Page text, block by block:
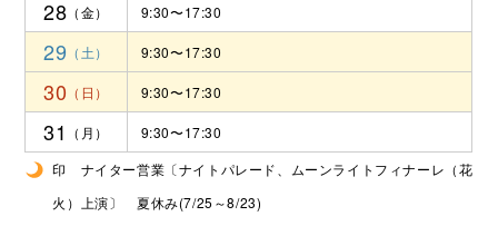
28 9:30〜17:30
29 9:30〜17:30
30 9:30〜17:30
31
9:30〜17:30
印 ナイター営業〔ナイトパレード、ムーンライトフィナーレ（花
火）上演〕 夏休み(7/25～8/23)